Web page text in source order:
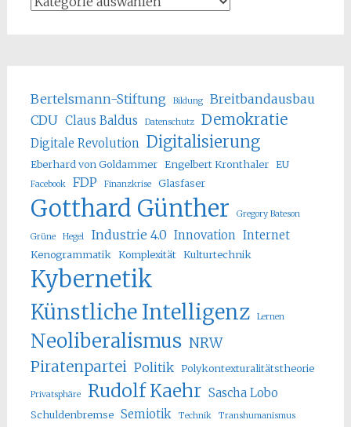
Bertelsmann-Stiftung Bildung
Breitbandausbau
CDU Claus Baldus Datenschutz Demokratie
Digitale Revolution Digitalisierung
Eberhard von Goldammer Engelbert Kronthaler EU
Facebook FDP Finanzkrise Glasfaser
Gotthard Günther Gregory Bateson
Grüne Hegel Industrie 4.0 Innovation Internet
Kenogrammatik Komplexität Kulturtechnik
Kybernetik
Künstliche Intelligenz Lernen
Neoliberalismus NRW
Piratenpartei Politik Polykontexturalitätstheorie
Privatsphäre Rudolf Kaehr Sascha Lobo
Schuldenbremse Semiotik Technik
Transhumanismus